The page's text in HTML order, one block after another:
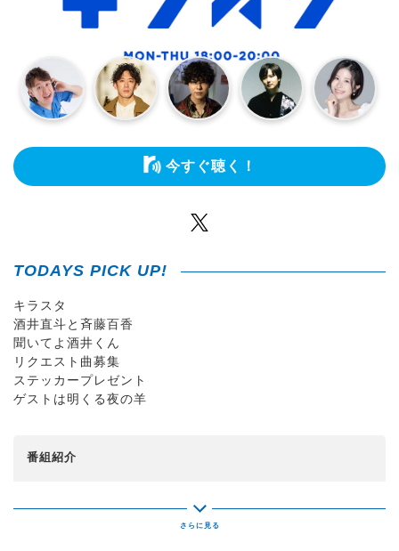
今すぐ聴く！
TODAYS PICK UP!
キラスタ
酒井直斗と斉藤百香
聞いてよ酒井くん
リクエスト曲募集
ステッカープレゼント
ゲストは明くる夜の羊
番組紹介
きと斉藤百香がお笑いに特化した2時間、水曜日はタカハシヒ
ョウリ、木曜日は三浦祐太朗と斉藤百香でアニソンを含めた